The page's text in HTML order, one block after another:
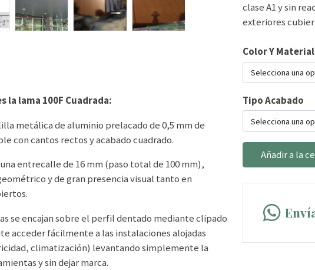
la lama 100F Cuadrada:
metálica de aluminio prelacado de 0,5 mm de
con cantos rectos y acabado cuadrado.
entrecalle de 16 mm (paso total de 100 mm),
y de gran presencia visual tanto en
se encajan sobre el perfil dentado mediante clipado
acceder fácilmente a las instalaciones alojadas
climatización) levantando simplemente la
y sin dejar marca.
clase A1 y sin
exteriores
Color Y Material
Selecciona una
Tipo Acabado
Selecciona una
Añadir a la